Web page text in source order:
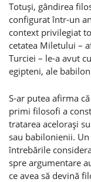
Totuşi, gândirea
configurat într-un
context privilegiat
cetatea Miletului –
Turciei – le-a avut
egipteni, ale
S-ar putea afirma
primi filosofi a
tratarea aceloraşi
sau babilonienii.
întrebările
spre argumentare
ce avea să devină